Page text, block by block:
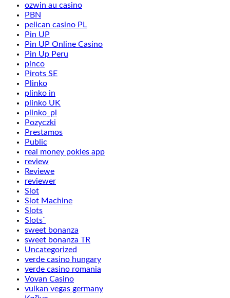
ozwin au casino
PBN
pelican casino PL
Pin UP
Pin UP Online Casino
Pin Up Peru
pinco
Pirots SE
Plinko
plinko in
plinko UK
plinko_pl
Pozyczki
Prestamos
Public
real money pokies app
review
Reviewe
reviewer
Slot
Slot Machine
Slots
Slots`
sweet bonanza
sweet bonanza TR
Uncategorized
verde casino hungary
verde casino romania
Vovan Casino
vulkan vegas germany